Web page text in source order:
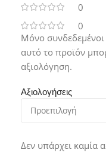
0
0
Αξιολογήσεις
Δεν υπάρχει καμία
Μόνο
αυτό το προϊόν
αξιολόγηση.